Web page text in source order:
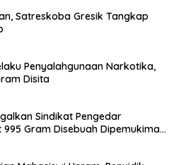
Satreskoba Gresik Tangkap
Penyalahgunaan Narkotika,
Disita
Sindikat Pengedar
Gram Disebuah Dipemukiman